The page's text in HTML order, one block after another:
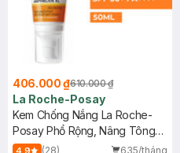
406.000 ₫610.000 ₫
La Roche-Posay
Kem Chống Nắng La Roche-
Posay Phổ Rộng, Nâng Tông
Kiềm Dầu 50ml
4.9 (28)
635/tháng